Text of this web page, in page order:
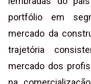
portfólio em
mercado da
trajetória
mercado dos